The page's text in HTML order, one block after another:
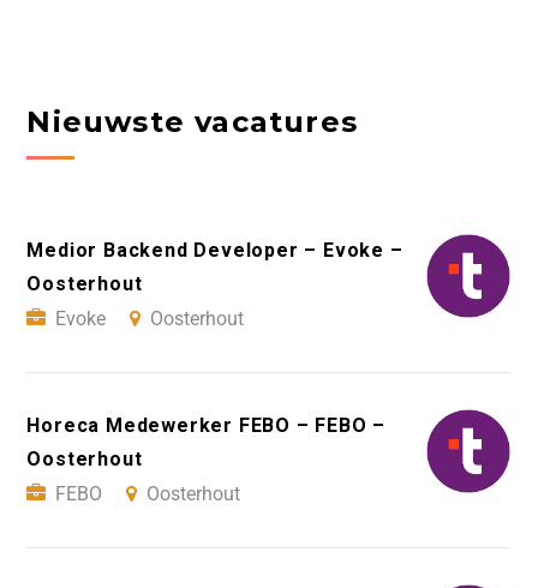
Nieuwste vacatures
Medior Backend Developer – Evoke –
Oosterhout
Evoke
Oosterhout
Horeca Medewerker FEBO – FEBO –
Oosterhout
FEBO
Oosterhout